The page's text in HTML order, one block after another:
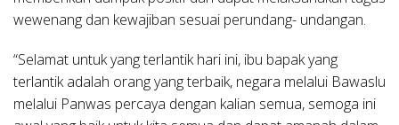
wewenang dan kewajiban sesuai perundang- undangan.
“Selamat untuk yang terlantik hari ini, ibu bapak yang
terlantik adalah orang yang terbaik, negara melalui Bawaslu
melalui Panwas percaya dengan kalian semua, semoga ini